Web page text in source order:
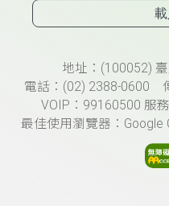
頁尾資訊地址：(100052)
電話：(02) 2388-0600
VOIP：99160500 服
最佳使用瀏覽器：Google